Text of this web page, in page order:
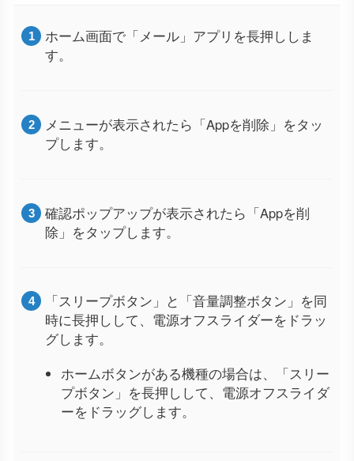
ホーム画面で「メール」アプリを長押ししま
す。
メニューが表示されたら「Appを削除」をタッ
プします。
確認ポップアップが表示されたら「Appを削
除」をタップします。
「スリープボタン」と「音量調整ボタン」を同
時に長押しして、電源オフスライダーをドラッ
グします。
ホームボタンがある機種の場合は、「スリー
プボタン」を長押しして、電源オフスライダ
ーをドラッグします。